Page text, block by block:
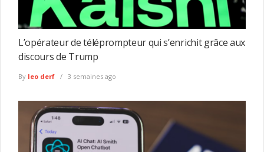
L’opérateur de téléprompteur qui s’enrichit grâce aux
discours de Trump
By leo derf 3 semaines ago